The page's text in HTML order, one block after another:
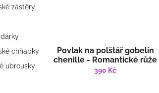
zástěry
chňapky
ubrousky
Povlak na polštář gobelín
chenille - Romantické růže
390 Kč